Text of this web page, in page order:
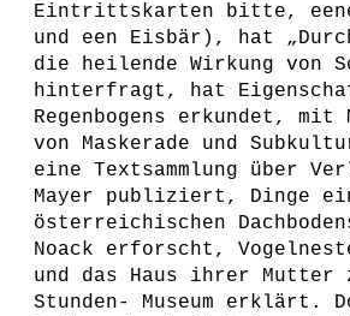
Eintrittskarten bitte, eene
und een Eisbär), hat
die heilende Wirkung von
hinterfragt, hat
Regenbogens erkundet, mit
von Maskerade und
eine Textsammlung über
Mayer publiziert, Dinge
österreichischen
Noack erforscht,
und das Haus ihrer Mutter
Stunden- Museum erklärt.